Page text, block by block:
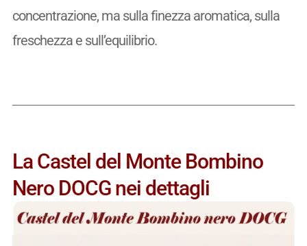
concentrazione, ma sulla finezza aromatica, sulla
freschezza e sull’equilibrio.
La Castel del Monte Bombino
Nero DOCG nei dettagli